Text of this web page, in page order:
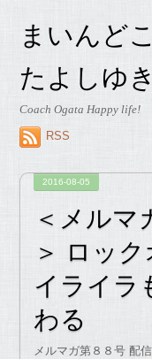
まいんど
たよしゆき
Coach Ogata Happy life!
RSS
2016-08-05
＜メルマ
＞ ロッ
イライラ
わる
メルマガ第８８号 配信